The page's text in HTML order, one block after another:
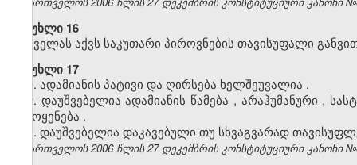
მუხლი 16
ყველას აქვს საკუთარი პიროვნების თავისუფალი
მუხლი 17
1. ადამიანის პატივი და ღირსება ხელშეუვალია .
2. დაუშვებელია ადამიანის წამება , არაჰუმანური ,
გამოყენება .
3. დაუშვებელია დაკავებული თუ სხვაგვარად
საქართველოს 2006 წლის 27 დეკემბრის კონსტიტუციური კანონი